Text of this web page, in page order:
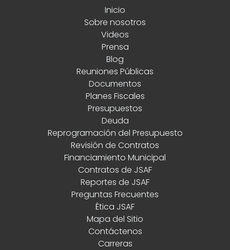
Inicio
Sobre nosotros
Videos
Prensa
Blog
Reuniones Públicas
Documentos
Planes Fiscales
Presupuestos
Deuda
Reprogramación del Presupuesto
Revisión de Contratos
Financiamiento Municipal
Contratos de JSAF
Reportes de JSAF
Preguntas Frecuentes
Ética JSAF
Mapa del Sitio
Contáctenos
Carreras